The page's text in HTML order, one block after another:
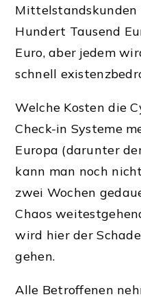
Mittelstandskunden
Hundert Tausend
Euro, aber jedem
schnell
Welche Kosten die
Check-in Systeme
Europa (darunter
kann man noch
zwei Wochen
Chaos
wird hier der
gehen.
Alle Betroffenen